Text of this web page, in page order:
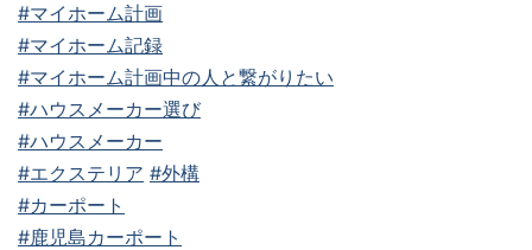
#マイホーム計画
#マイホーム記録
#マイホーム計画中の人と繋がりたい
#ハウスメーカー選び
#ハウスメーカー
#エクステリア #外構
#カーポート
#鹿児島カーポート